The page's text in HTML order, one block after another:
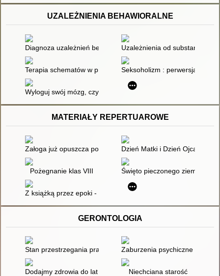
UZALEŻNIENIA BEHAWIORALNE
Diagnoza uzależnień behawioralnychUzależnienia od substancji
Terapia schematów w pracy z osobami uzależnionymi od
Seksoholizm : perwersja i
Wyloguj swój mózg, czyli profilaktyka uzależnień
MATERIAŁY REPERTUAROWE
Załoga już opuszcza pokład : scenariusz uroczystości
Dzień Matki i Dzień Ojca :
Pożegnanie klas VIII Święto pieczonego ziemniaka
Z książką przez epoki - pokaz mody książkowej : scenarisz
GERONTOLOGIA
Stan przestrzegania praw osób starszych w Polsce :
Zaburzenia psychiczne wieku
Dodajmy zdrowia do lat : aktywna starość to lepsza starość
Niechciana starość